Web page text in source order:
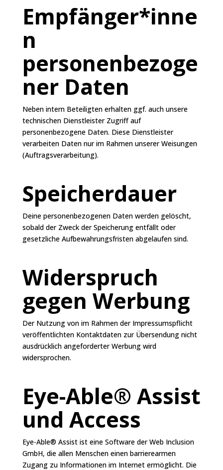
Empfänger*inne
n
personenbezoge
ner Daten
Neben intern Beteiligten erhalten ggf. auch unsere
technischen Dienstleister Zugriff auf
personenbezogene Daten. Diese Dienstleister
verarbeiten Daten nur im Rahmen unserer Weisungen
(Auftragsverarbeitung).
Speicherdauer
Deine personenbezogenen Daten werden gelöscht,
sobald der Zweck der Speicherung entfällt oder
gesetzliche Aufbewahrungsfristen abgelaufen sind.
Widerspruch
gegen Werbung
Der Nutzung von im Rahmen der Impressumspflicht
veröffentlichten Kontaktdaten zur Übersendung nicht
ausdrücklich angeforderter Werbung wird
widersprochen.
Eye-Able® Assist
und Access
Eye-Able® Assist ist eine Software der Web Inclusion
GmbH, die allen Menschen einen barrierearmen
Zugang zu Informationen im Internet ermöglicht. Die